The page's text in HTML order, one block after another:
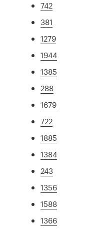
742
381
1279
1944
1385
288
1679
722
1885
1384
243
1356
1588
1366